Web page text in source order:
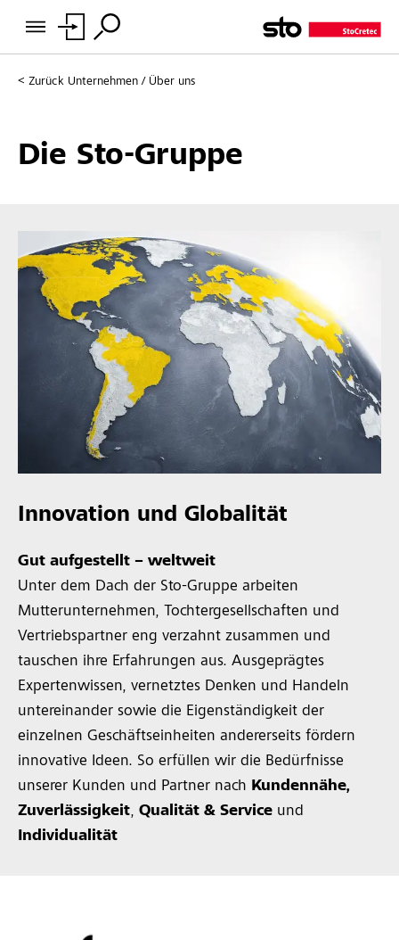
Zurück Unternehmen / Über uns
Die Sto-Gruppe
Innovation und Globalität
Gut aufgestellt – weltweit
Unter dem Dach der Sto-Gruppe arbeiten
Mutterunternehmen, Tochtergesellschaften und
Vertriebspartner eng verzahnt zusammen und
tauschen ihre Erfahrungen aus. Ausgeprägtes
Expertenwissen, vernetztes Denken und Handeln
untereinander sowie die Eigenständigkeit der
einzelnen Geschäftseinheiten andererseits fördern
innovative Ideen. So erfüllen wir die Bedürfnisse
unserer Kunden und Partner nach Kundennähe,
Zuverlässigkeit, Qualität & Service und
Individualität